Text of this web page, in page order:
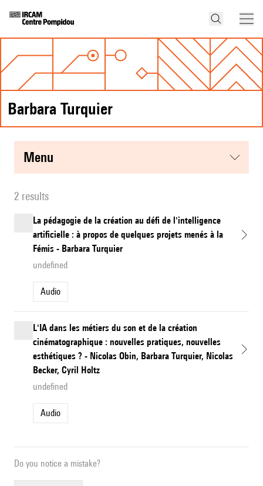
Barbara Turquier
menu
2 results
La pédagogie de la création au défi de l'intelligence
artificielle : à propos de quelques projets menés à la
Fémis - Barbara Turquier
undefined
Audio
L'IA dans les métiers du son et de la création
cinématographique : nouvelles pratiques, nouvelles
esthétiques ? - Nicolas Obin, Barbara Turquier, Nicolas
Becker, Cyril Holtz
undefined
Audio
Do you notice a mistake?